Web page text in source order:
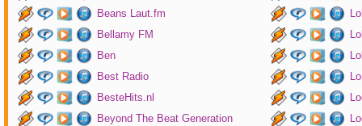
Beans Laut.fm
Bellamy FM
Ben
Best Radio
BesteHits.nl
Beyond The Beat Generation